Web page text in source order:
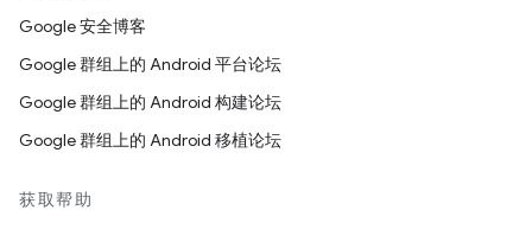
Google 安全博客
Google 群组上的 Android 平台论坛
Google 群组上的 Android 构建论坛
Google 群组上的 Android 移植论坛
获取帮助